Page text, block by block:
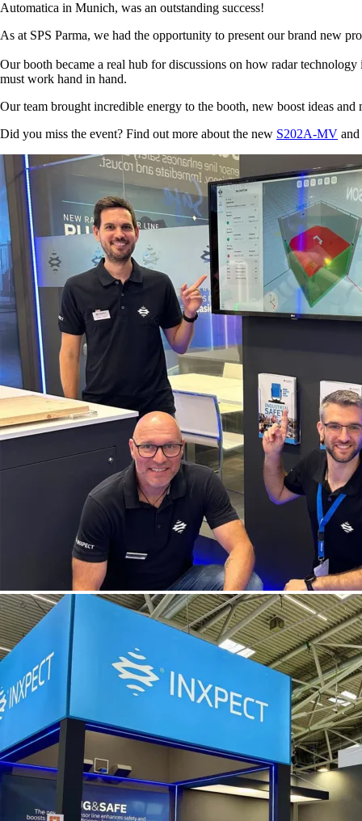
Automatica in Munich, was an outstanding success!
As at SPS Parma, we had the opportunity to present our brand new
Our booth became a real hub for discussions on how radar
must work hand in hand.
Our team brought incredible energy to the booth, new boost ideas
Did you miss the event? Find out more about the new S202A-MV and